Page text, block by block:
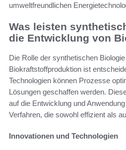
umweltfreundlichen
Was leisten
die Entwicklung von
Die Rolle der synthetischen
Biokraftstoffproduktion ist
Technologien können Prozesse
Lösungen geschaffen werden.
auf die Entwicklung und
Verfahren, die sowohl effizient als
Innovationen und Technologien